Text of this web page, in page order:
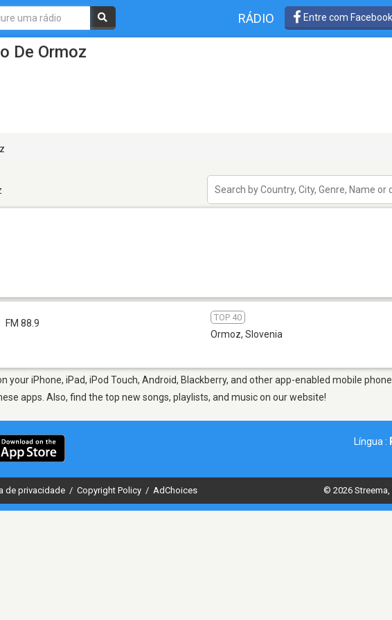
RÁDIO Entre com Facebook
De Ormoz
FM 88.9
TOP 40
Ormoz, Slovenia
your iPhone, iPad, iPod Touch, Android, Blackberry, and other app-enabled mobile
apps. Also, find the top new songs, playlists, and music on our website!
Língua :
de privacidade / Copyright Policy / AdChoices © 2026